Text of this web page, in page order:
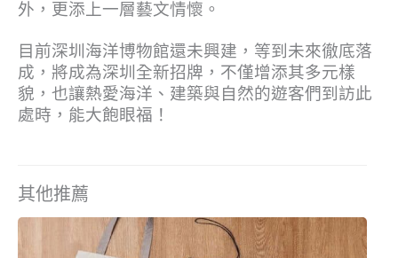
外，更添上一層藝文情懷。
目前深圳海洋博物館還未興建，等到未來徹底落
成，將成為深圳全新招牌，不僅增添其多元樣
貌，也讓熱愛海洋、建築與自然的遊客們到訪此
處時，能大飽眼福！
其他推薦